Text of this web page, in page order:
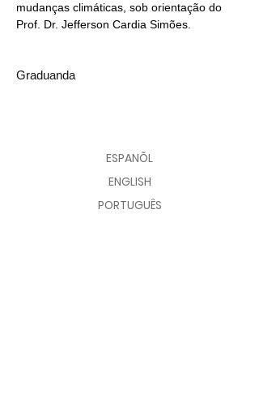
mudanças climáticas, sob orientação do
Prof. Dr. Jefferson Cardia Simões.
Graduanda
ESPANÕL
ENGLISH
PORTUGUÊS